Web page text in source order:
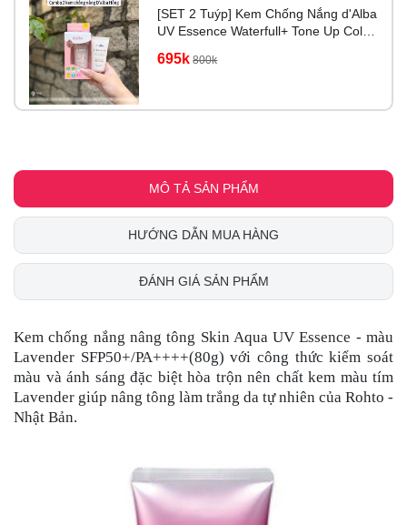
[SET 2 Tuýp] Kem Chống Nắng d'Alba
UV Essence Waterfull+ Tone Up Color
695k 800k
MÔ TẢ SẢN PHẨM
HƯỚNG DẪN MUA HÀNG
ĐÁNH GIÁ SẢN PHẨM
Kem chống nắng nâng tông Skin Aqua UV Essence - màu
Lavender SFP50+/PA++++(80g) với công thức kiểm soát
màu và ánh sáng đặc biệt hòa trộn nên chất kem màu tím
Lavender giúp nâng tông làm trắng da tự nhiên của Rohto -
Nhật Bản.